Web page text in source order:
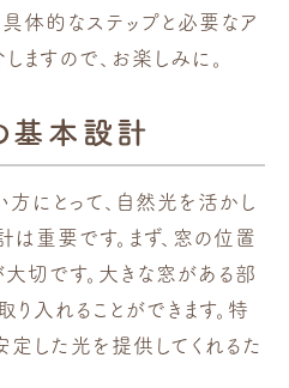
体的なステップと必要なア
ますので、お楽しみに。
基本設計
にとって、自然光を活かし
は重要です。まず、窓の位置
切です。大きな窓がある部
入れることができます。特
定した光を提供してくれるた